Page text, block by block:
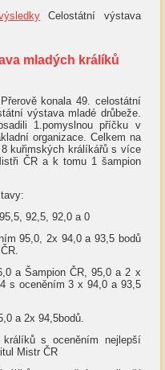
Celostátní výstava
mladých králíků
konala 49. celostátní
výstava mladé drůbeže.
1.pomyslnou příčku v
organizace. Celkem na
kuřimských králíkářů s více
ČR a k tomu 1 šampion
92,5, 92,0 a 0
95,0, 2x 94,0 a 93,5 bodů
a Šampion ČR, 95,0 a 2 x
s oceněním 3 x 94,0 a 93,5
a 2x 94,5bodů.
s oceněním nejlepší
Mistr ČR